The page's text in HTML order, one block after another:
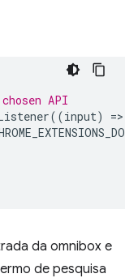
API
((input) =>
da omnibox e
de pesquisa